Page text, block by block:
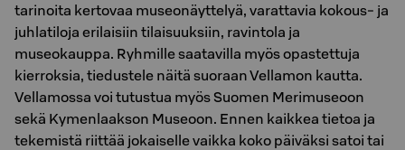
tarinoita kertovaa museonäyttelyä, varattavia kokous- ja
juhlatiloja erilaisiin tilaisuuksiin, ravintola ja
museokauppa. Ryhmille saatavilla myös opastettuja
kierroksia, tiedustele näitä suoraan Vellamon kautta.
Vellamossa voi tutustua myös Suomen Merimuseoon
sekä Kymenlaakson Museoon. Ennen kaik­kea tie­toa ja
te­ke­mis­tä riittää jo­kai­sel­le vaikka koko päiväksi satoi tai